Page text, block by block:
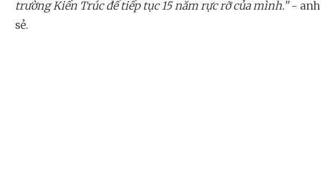
trường Kiến Trúc để tiếp tục 15 năm rực rỡ của mình.”- anh
sẻ.